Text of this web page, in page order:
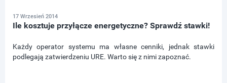
17 Wrzesień 2014
Ile kosztuje przyłącze energetyczne? Sprawdź stawki!
Każdy operator systemu ma własne cenniki, jednak stawki
podlegają zatwierdzeniu URE. Warto się z nimi zapoznać.